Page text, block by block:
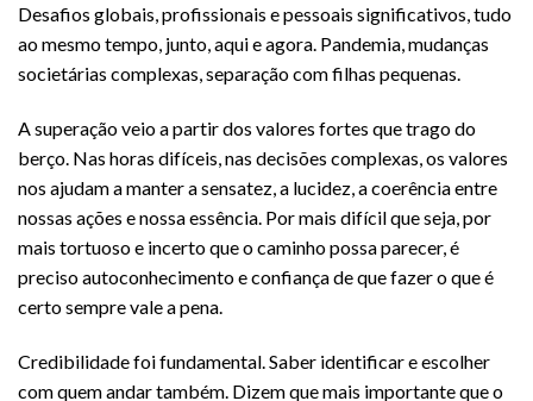
Desafios globais, profissionais e pessoais significativos, tudo
ao mesmo tempo, junto, aqui e agora. Pandemia, mudanças
societárias complexas, separação com filhas pequenas.
A superação veio a partir dos valores fortes que trago do
berço. Nas horas difíceis, nas decisões complexas, os valores
nos ajudam a manter a sensatez, a lucidez, a coerência entre
nossas ações e nossa essência. Por mais difícil que seja, por
mais tortuoso e incerto que o caminho possa parecer, é
preciso autoconhecimento e confiança de que fazer o que é
certo sempre vale a pena.
Credibilidade foi fundamental. Saber identificar e escolher
com quem andar também. Dizem que mais importante que o